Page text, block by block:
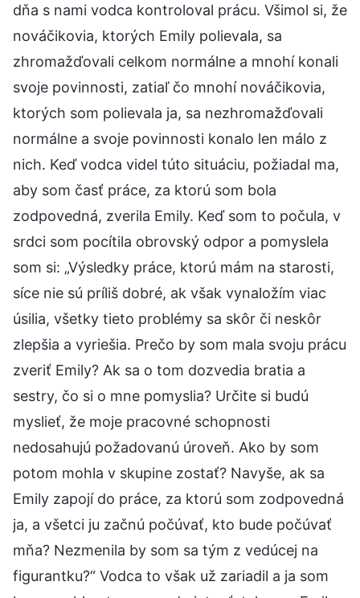
dňa s nami vodca kontroloval prácu. Všimol si, že
nováčikovia, ktorých Emily polievala, sa
zhromažďovali celkom normálne a mnohí konali
svoje povinnosti, zatiaľ čo mnohí nováčikovia,
ktorých som polievala ja, sa nezhromažďovali
normálne a svoje povinnosti konalo len málo z
nich. Keď vodca videl túto situáciu, požiadal ma,
aby som časť práce, za ktorú som bola
zodpovedná, zverila Emily. Keď som to počula, v
srdci som pocítila obrovský odpor a pomyslela
som si: „Výsledky práce, ktorú mám na starosti,
síce nie sú príliš dobré, ak však vynaložím viac
úsilia, všetky tieto problémy sa skôr či neskôr
zlepšia a vyriešia. Prečo by som mala svoju prácu
zveriť Emily? Ak sa o tom dozvedia bratia a
sestry, čo si o mne pomyslia? Určite si budú
myslieť, že moje pracovné schopnosti
nedosahujú požadovanú úroveň. Ako by som
potom mohla v skupine zostať? Navyše, ak sa
Emily zapojí do práce, za ktorú som zodpovedná
ja, a všetci ju začnú počúvať, kto bude počúvať
mňa? Nezmenila by som sa tým z vedúcej na
figurantku?“ Vodca to však už zariadil a ja som